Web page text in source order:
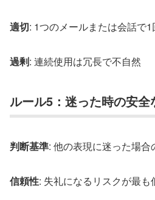
適切: 1つのメールまたは会話で1
過剰: 連続使用は冗長で不自然
ルール5：迷った時の安全
判断基準: 他の表現に迷った場合
信頼性: 失礼になるリスクが最も